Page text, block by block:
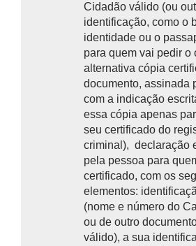
Cidadão válido (ou
identificação, como o
identidade ou o
para quem vai pedir o
alternativa cópia
documento, assinada
com a indicação
essa cópia apenas
seu certificado do
criminal), declaração
pela pessoa para
certificado, com os
elementos:
(nome e número do
ou de outro
válido), a sua